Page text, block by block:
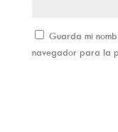
Guarda mi
navegador para la